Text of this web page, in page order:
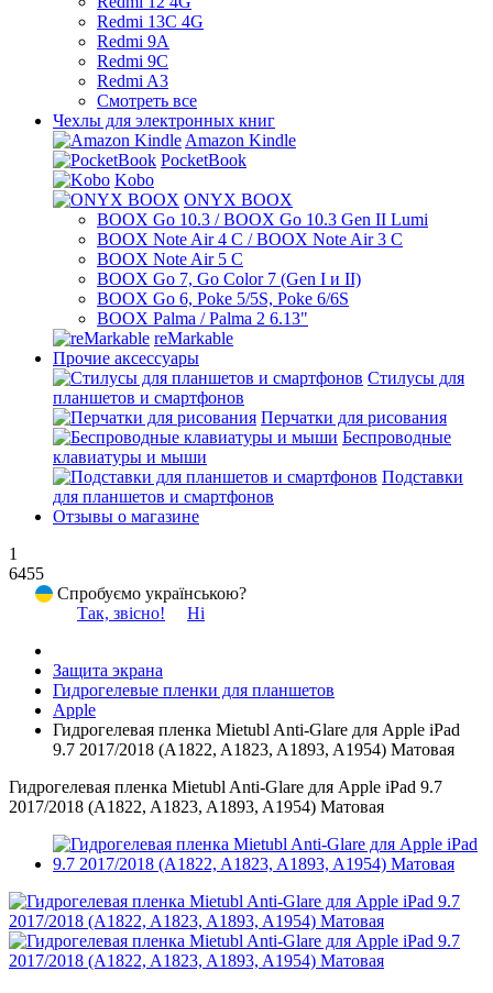
Redmi 13C 4G
Redmi 9A
Redmi 9C
Redmi A3
Смотреть все
Чехлы для электронных книг
Amazon Kindle
PocketBook
Kobo
ONYX BOOX
BOOX Go 10.3 / BOOX Go 10.3 Gen II Lumi
BOOX Note Air 4 C / BOOX Note Air 3 C
BOOX Note Air 5 C
BOOX Go 7, Go Color 7 (Gen I и II)
BOOX Go 6, Poke 5/5S, Poke 6/6S
BOOX Palma / Palma 2 6.13"
reMarkable
Прочие аксессуары
Стилусы для
планшетов и смартфонов
Перчатки для рисования
Беспроводные
клавиатуры и мыши
Подставки
для планшетов и смартфонов
Отзывы о магазине
1
6455
Спробуємо українською?
Так, звісно!
Ні
Защита экрана
Гидрогелевые пленки для планшетов
Apple
Гидрогелевая пленка Mietubl Anti-Glare для Apple iPad
9.7 2017/2018 (A1822, A1823, A1893, A1954) Матовая
Гидрогелевая пленка Mietubl Anti-Glare для Apple iPad 9.7
2017/2018 (A1822, A1823, A1893, A1954) Матовая